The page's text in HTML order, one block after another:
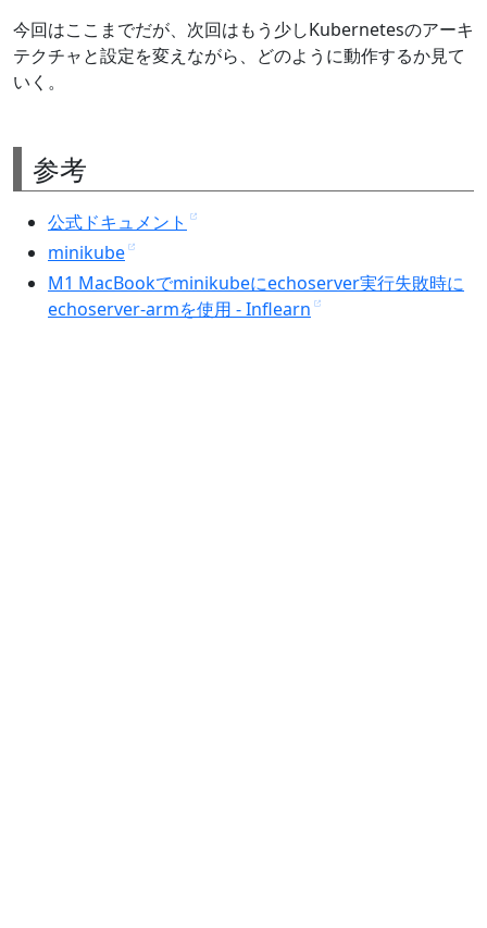
今回はここまでだが、次回はもう少しKubernetesのアーキ
テクチャと設定を変えながら、どのように動作するか見て
いく。
参考
公式ドキュメント
minikube
M1 MacBookでminikubeにechoserver実行失敗時に
echoserver-armを使用 - Inflearn